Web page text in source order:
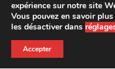
expérience sur notre site
Vous pouvez en savoir
les désactiver dans
Accepter